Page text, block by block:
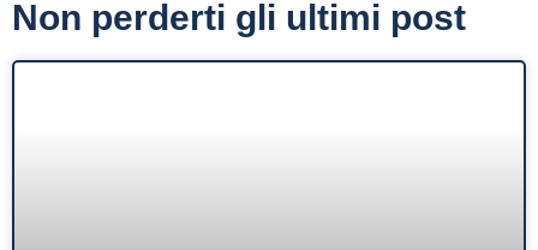
Non perderti gli ultimi post